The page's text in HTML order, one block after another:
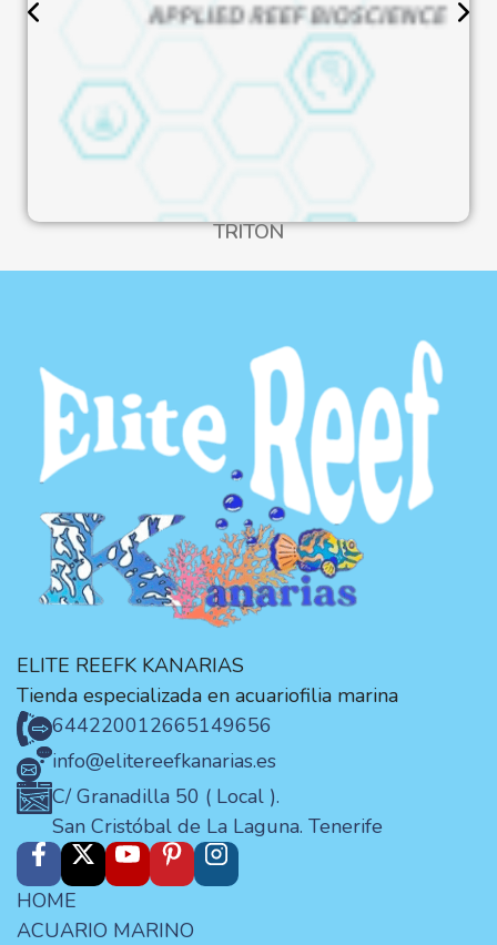
TRITON
ELITE REEFK KANARIAS
Tienda especializada en acuariofilia marina
644220012665149656
info@elitereefkanarias.es
C/ Granadilla 50 ( Local ).
San Cristóbal de La Laguna. Tenerife
HOME
ACUARIO MARINO